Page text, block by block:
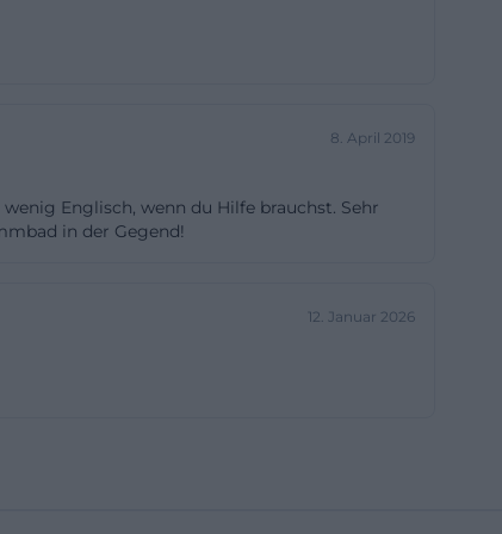
der
Grad und
nur als
weidener-
8. April 2019
Englisch, wenn du Hilfe brauchst. Sehr
in der Gegend!
12. Januar 2026